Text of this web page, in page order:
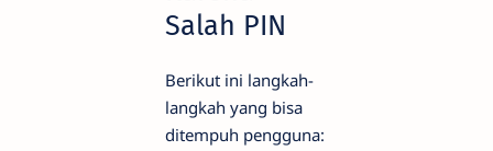
Salah PIN
Berikut ini langkah-
langkah yang bisa
ditempuh pengguna: